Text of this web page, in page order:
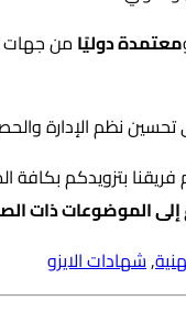
معتمدة دوليًامن جهات
نظم الإدارة
بتزويدكم بكافة
إلى الموضوعات ذات
,شهادات الايزو